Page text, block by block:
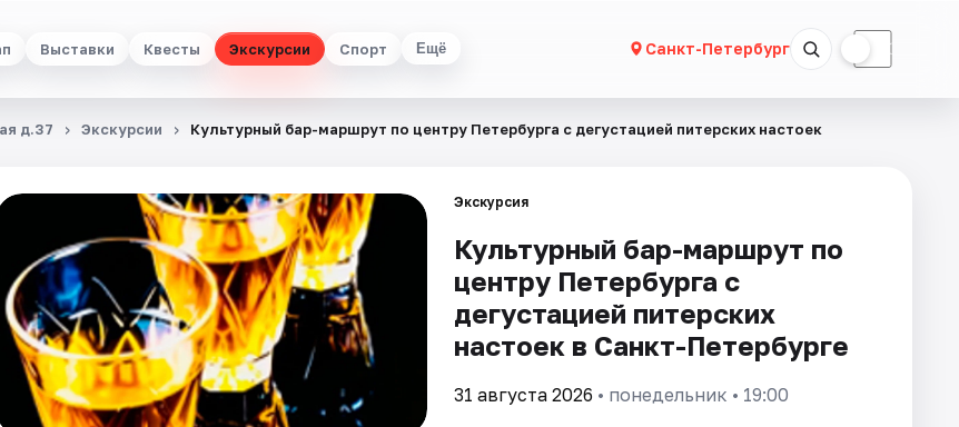
Выставки Квесты Экскурсии Спорт Ещё Санкт-Петербург ☾
д.37 Экскурсии Культурный бар-маршрут по центру Петербурга с дегустацией питерских настоек
Экскурсия
Культурный бар-маршрут по
центру Петербурга с
дегустацией питерских
настоек в Санкт-Петербурге
31 августа 2026 • понедельник • 19:00